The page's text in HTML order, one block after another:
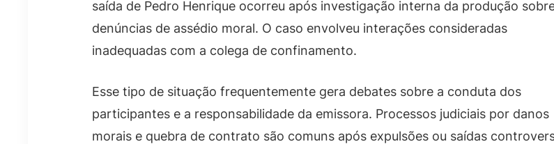
saída de Pedro Henrique ocorreu após investigação interna da produção
denúncias de assédio moral. O caso envolveu interações consideradas
inadequadas com a colega de confinamento.
Esse tipo de situação frequentemente gera debates sobre a conduta dos
participantes e a responsabilidade da emissora. Processos judiciais por danos
morais e quebra de contrato são comuns após expulsões ou saídas